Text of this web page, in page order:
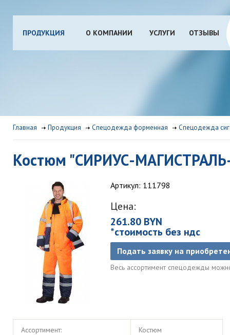
ПРОДУКЦИЯ О КОМПАНИИ УСЛУГИ ОТЗЫВЫ
Главная Продукция Спецодежда форменная Спецодежда
Костюм "СИРИУС-МАГИСТРАЛЬ-
Артикул: 111798
Цена:
261.80 BYN
*стоимость без ндс
Подать заявку на
Весь ассортимент спецодежды
Ассортимент: Костюм